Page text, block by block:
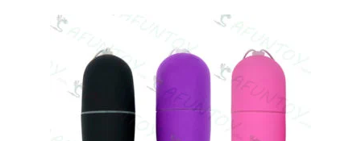
variants.
The
options
may
chosen